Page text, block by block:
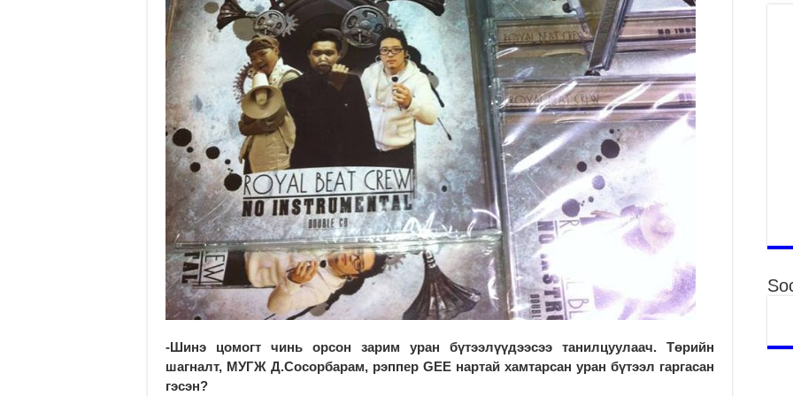
-Шинэ цомогт чинь орсон зарим уран бүтээлүүдээсээ танилцуулаач. Төрийн
шагналт, МУГЖ Д.Сосорбарам, рэппер GEE нартай хамтарсан уран бүтээл гаргасан
гэсэн?